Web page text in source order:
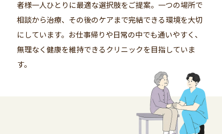
者様一人ひとりに最適な選択肢をご提案。一つの場所で
相談から治療、その後のケアまで完結できる環境を大切
にしています。お仕事帰りや日常の中でも通いやすく、
無理なく健康を維持できるクリニックを目指していま
す。